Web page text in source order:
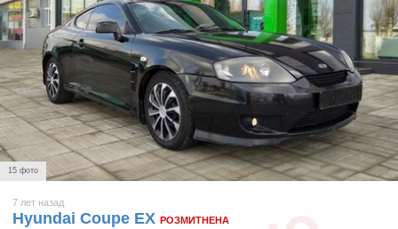
15 фото
7 лет назад
Hyundai Coupe EX РОЗМИТНЕНА